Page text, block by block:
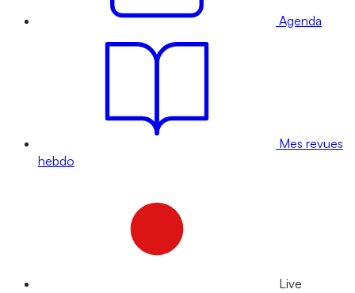
Agenda
Mes revues
hebdo
Live